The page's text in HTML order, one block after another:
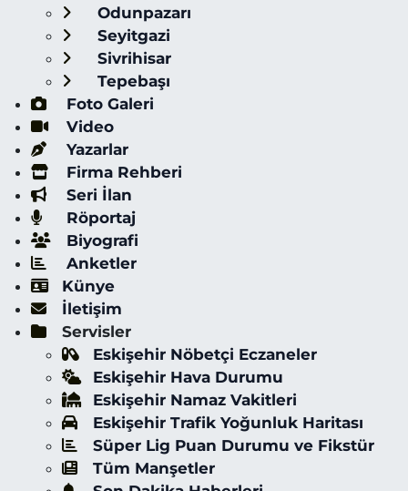
Odunpazarı
Seyitgazi
Sivrihisar
Tepebaşı
Foto Galeri
Video
Yazarlar
Firma Rehberi
Seri İlan
Röportaj
Biyografi
Anketler
Künye
İletişim
Servisler
Eskişehir Nöbetçi Eczaneler
Eskişehir Hava Durumu
Eskişehir Namaz Vakitleri
Eskişehir Trafik Yoğunluk Haritası
Süper Lig Puan Durumu ve Fikstür
Tüm Manşetler